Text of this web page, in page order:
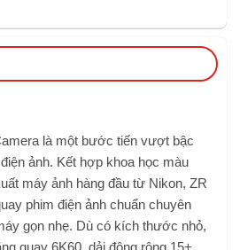
là một bước tiến vượt bậc
ảnh. Kết hợp khoa học màu
máy ảnh hàng đầu từ Nikon, ZR
phim điện ảnh chuẩn chuyên
gọn nhẹ. Dù có kích thước nhỏ,